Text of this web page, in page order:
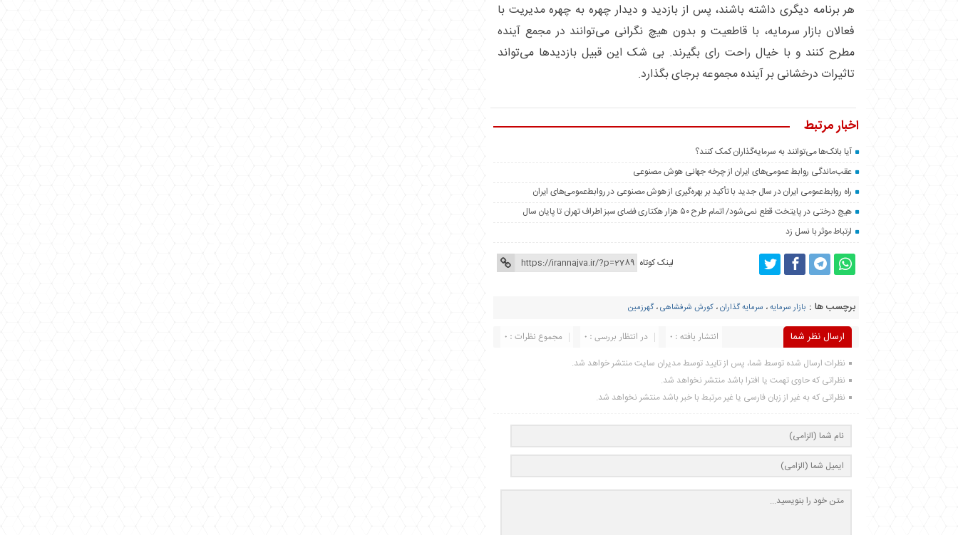
هر برنامه دیگری داشته باشند، پس از بازدید و دیدار چهره به چهره مدیریت با
فعالان بازار سرمایه، با قاطعیت و بدون هیچ نگرانی می‌توانند در مجمع آینده
مطرح کنند و با خیال راحت رای بگیرند. بی شک این قبیل بازدید‌ها می‌تواند
تاثیرات درخشانی بر آینده مجموعه برجای بگذارد.
اخبار مرتبط
آیا بانک‌ها می‌توانند به سرمایه‌گذاران کمک کنند؟
عقب‌ماندگی روابط عمومی‌های ایران از چرخه جهانی هوش مصنوعی
راه روابط‌عمومی ایران در سال جدید با تأکید بر بهره‌گیری از هوش مصنوعی در روابط‌عمومی‌های ایران
هیچ درختی در پایتخت قطع نمی‌شود/ اتمام طرح ۵۰ هزار هکتاری فضای سبز اطراف تهران تا پایان سال
ارتباط موثر با نسل زد
لینک کوتاه
برچسب ها : بازار سرمایه، سرمایه گذاران، کورش شرفشاهی،گهرزمین
ارسال نظر شما مجموع نظرات : 0 در انتظار بررسی : 0 انتشار یافته : 0
نظرات ارسال شده توسط شما، پس از تایید توسط مدیران سایت منتشر خواهد شد.
نظراتی که حاوی تهمت یا افترا باشد منتشر نخواهد شد.
نظراتی که به غیر از زبان فارسی یا غیر مرتبط با خبر باشد منتشر نخواهد شد.